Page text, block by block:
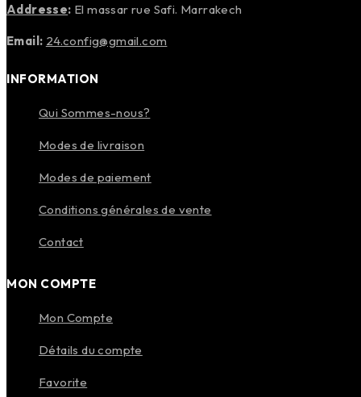
Addresse: El massar rue Safi. Marrakech
Email: 24.config@gmail.com
INFORMATION
Qui Sommes-nous?
Modes de livraison
Modes de paiement
Conditions générales de vente
Contact
MON COMPTE
Mon Compte
Détails du compte
Favorite